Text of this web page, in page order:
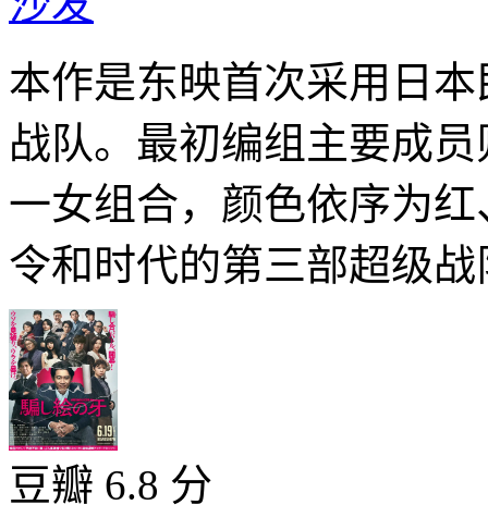
本作是东映首次采用日
战队。最初编组主要成
一女组合，颜色依序为
令和时代的第三部超级
豆瓣 6.8 分